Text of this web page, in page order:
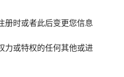
册时或者此后变更您信息
力或特权的任何其他或进